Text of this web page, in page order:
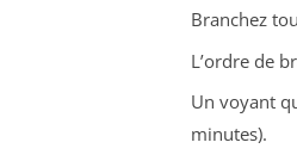
Branchez
L’ordre de
Un voyant
minutes).